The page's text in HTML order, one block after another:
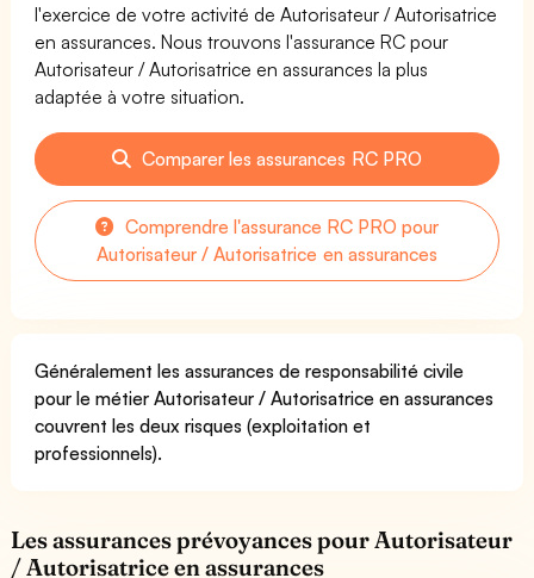
l'exercice de votre activité de Autorisateur / Autorisatrice
en assurances. Nous trouvons l'assurance RC pour
Autorisateur / Autorisatrice en assurances la plus
adaptée à votre situation.
Comparer les assurances RC PRO
Comprendre l'assurance RC PRO pour
Autorisateur / Autorisatrice en assurances
Généralement les assurances de responsabilité civile
pour le métier Autorisateur / Autorisatrice en assurances
couvrent les deux risques (exploitation et
professionnels).
Les assurances prévoyances pour Autorisateur
/ Autorisatrice en assurances